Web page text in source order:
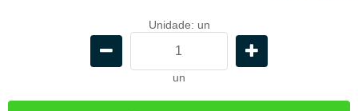
Unidade: un
un